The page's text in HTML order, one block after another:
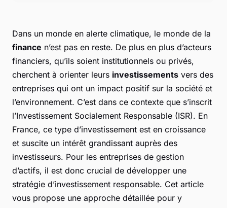
Dans un monde en alerte climatique, le monde de la
finance n’est pas en reste. De plus en plus d’acteurs
financiers, qu’ils soient institutionnels ou privés,
cherchent à orienter leurs investissements vers des
entreprises qui ont un impact positif sur la société et
l’environnement. C’est dans ce contexte que s’inscrit
l’Investissement Socialement Responsable (ISR). En
France, ce type d’investissement est en croissance
et suscite un intérêt grandissant auprès des
investisseurs. Pour les entreprises de gestion
d’actifs, il est donc crucial de développer une
stratégie d’investissement responsable. Cet article
vous propose une approche détaillée pour y